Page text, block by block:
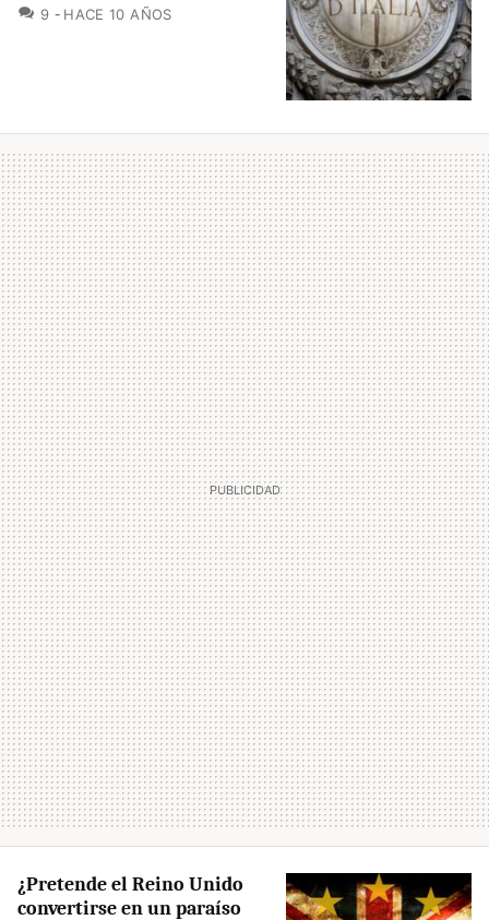
9 COMENTARIOS
HACE 10 AÑOS
¿Pretende el Reino Unido
convertirse en un paraíso